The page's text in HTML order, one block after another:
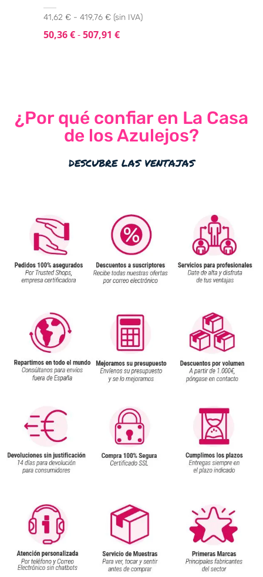
41,62 € - 419,76 € (sin IVA)
50,36€-507,91 €
¿Por qué confiar en La Casa
de los Azulejos?
descubre las ventajas